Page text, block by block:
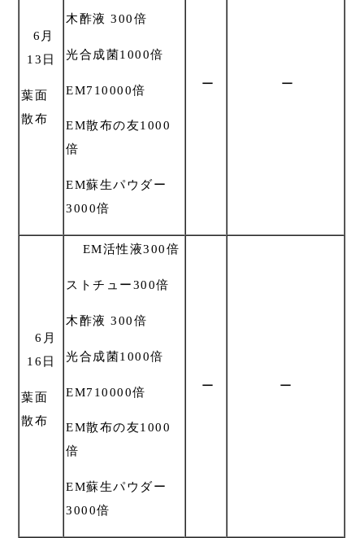
6月
13日
葉面
散布
木酢液 300倍
光合成菌1000倍
EM710000倍
EM散布の友1000
倍
EM蘇生パウダー
3000倍
ー ー
6月
16日
葉面
散布
EM活性液300倍
ストチュー300倍
木酢液 300倍
光合成菌1000倍
EM710000倍
EM散布の友1000
倍
EM蘇生パウダー
3000倍
ー ー